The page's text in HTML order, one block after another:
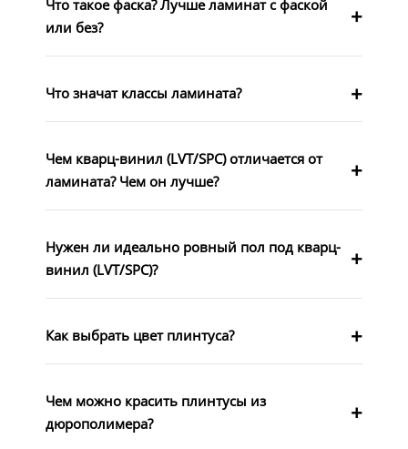
Что такое фаска? Лучше ламинат с фаской
или без?
Что значат классы ламината?
Чем кварц-винил (LVT/SPC) отличается от
ламината? Чем он лучше?
Нужен ли идеально ровный пол под кварц-
винил (LVT/SPC)?
Как выбрать цвет плинтуса?
Чем можно красить плинтусы из
дюрополимера?